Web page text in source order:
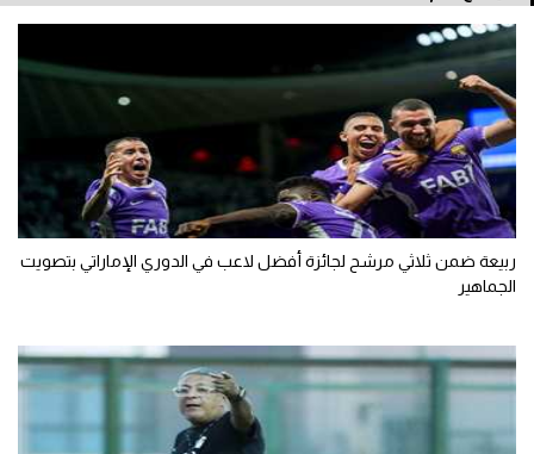
ربيعة ضمن ثلاثي مرشح لجائزة أفضل لاعب في الدوري الإماراتي بتصويت
الجماهير